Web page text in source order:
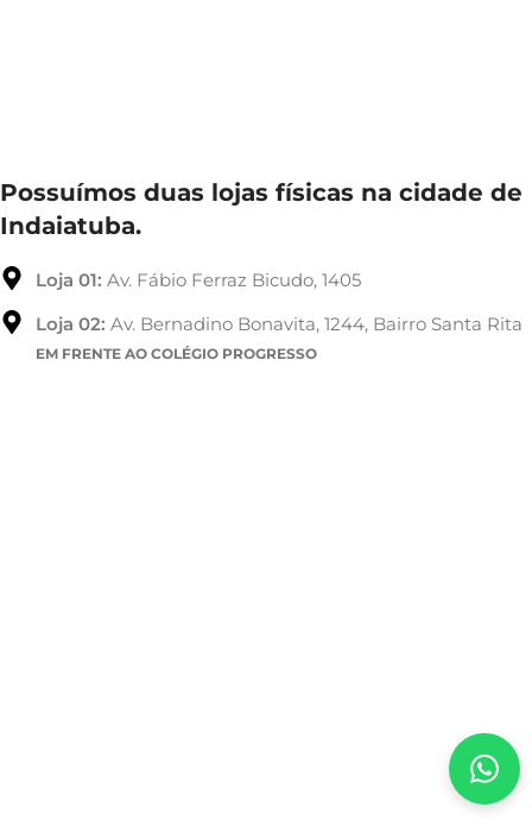
Possuímos duas lojas físicas na cidade de
Indaiatuba.
Loja 01: Av. Fábio Ferraz Bicudo, 1405
Loja 02: Av. Bernadino Bonavita, 1244, Bairro Santa Rita
EM FRENTE AO COLÉGIO PROGRESSO